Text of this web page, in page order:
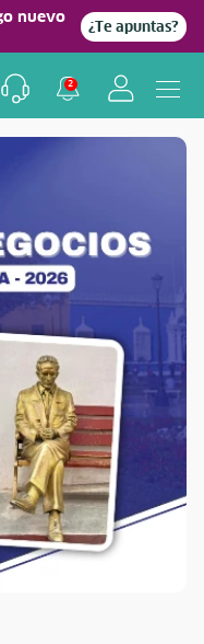
nuevo
¿Te apuntas?
2